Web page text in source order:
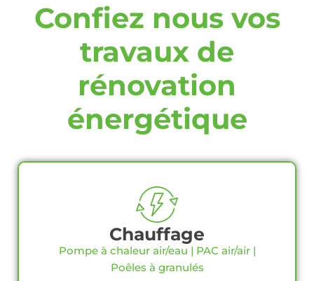
Confiez nous vos
travaux de
rénovation
énergétique
Chauffage
Pompe à chaleur air/eau | PAC air/air |
Poêles à granulés